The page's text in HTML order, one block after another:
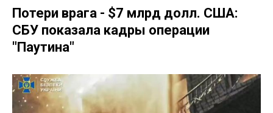
Потери врага - $7 млрд долл. США:
СБУ показала кадры операции
"Паутина"